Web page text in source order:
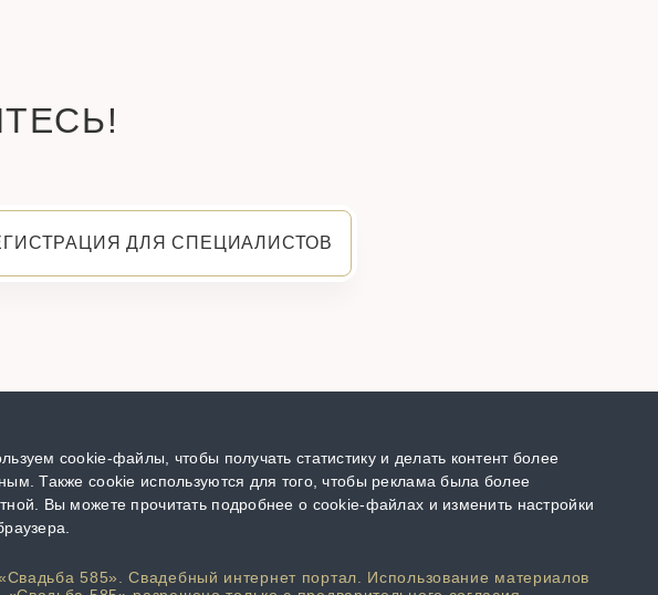
ДЛЯ СПЕЦИАЛИСТОВ
cookie-файлы, чтобы получать статистику и делать контент более
Также cookie используются для того, чтобы реклама была более
Вы можете прочитать подробнее о cookie-файлах и изменить настройки
585». Свадебный интернет портал. Использование материалов